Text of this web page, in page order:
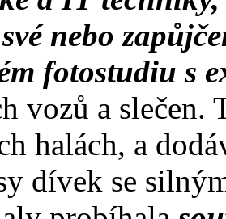
nebo
fotostudiu s
vozů a
halách, a
dívek se